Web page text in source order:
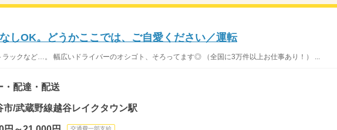
しOK。どうかここでは、ご自愛ください／運転
ラックなど…。 幅広いドライバーのオシゴト、そろってます◎ （全国に3万件以上お仕事あり！） ...
・配達・配送
市/武蔵野線越谷レイクタウン駅
交通費一部支給